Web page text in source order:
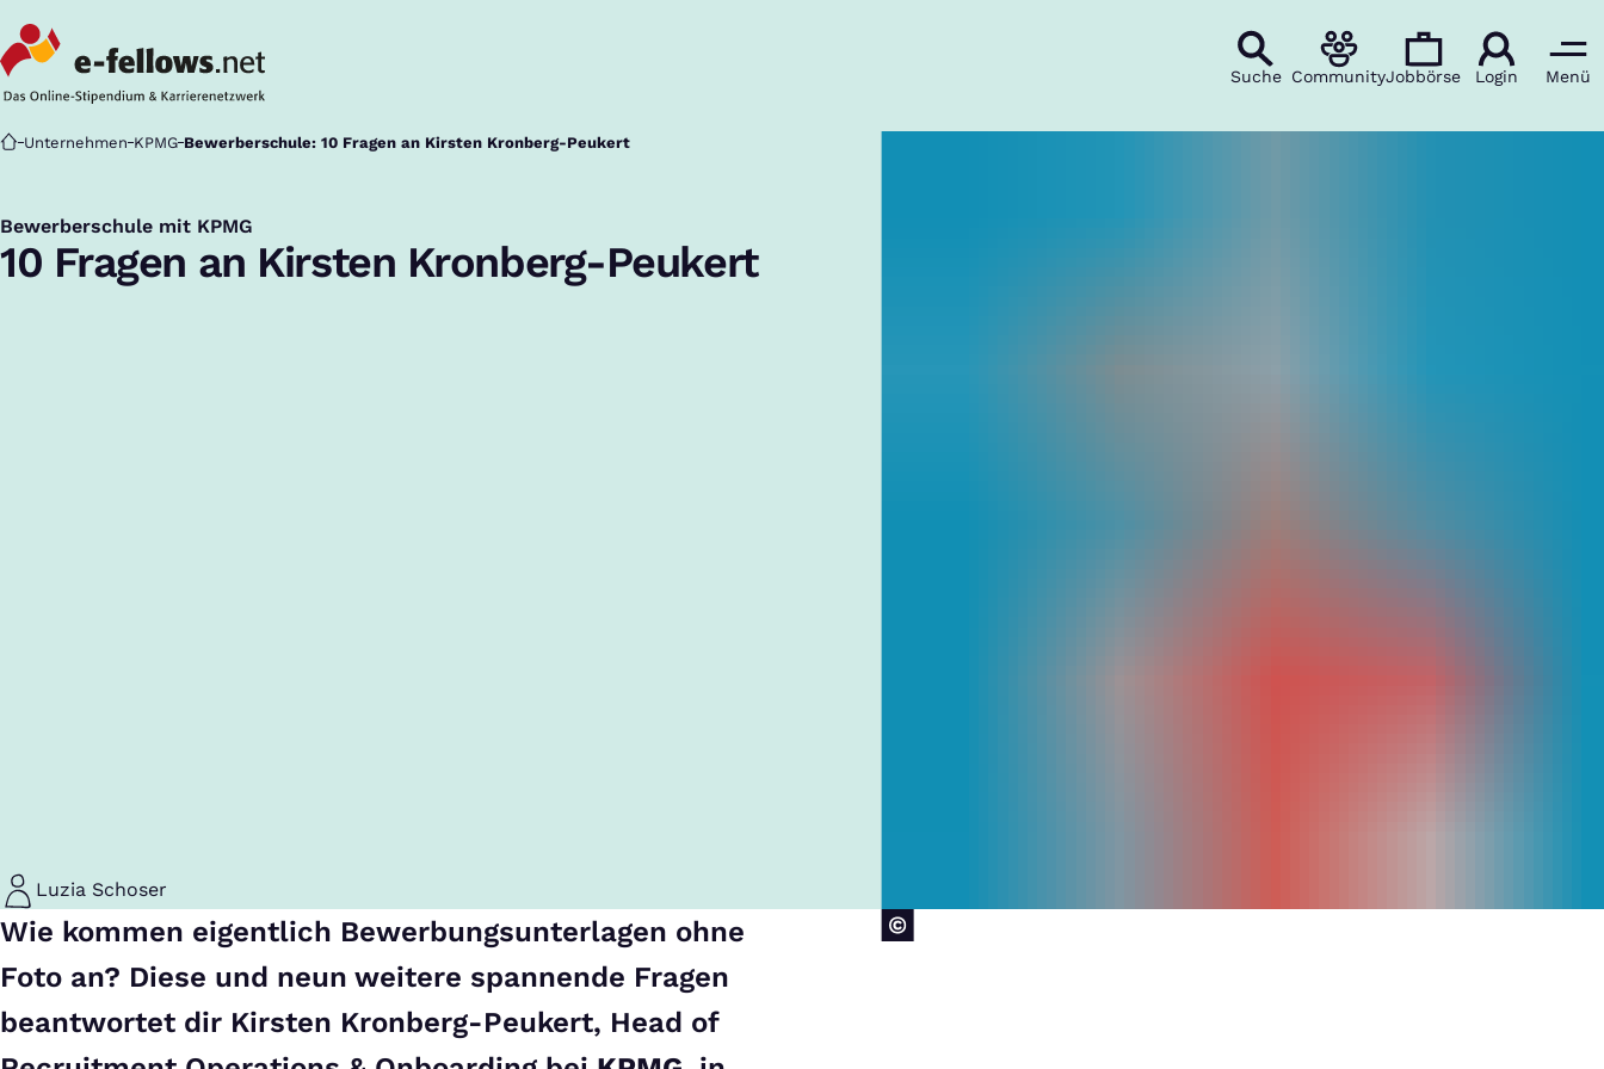
Suche CommunityJobbörse Login Menü
Startseite
Unternehmen KPMG Bewerberschule: 10 Fragen an Kirsten Kronberg-Peukert
Bewerberschule mit KPMG
:
10 Fragen an Kirsten Kronberg-Peukert
Luzia Schoser
Wie kommen eigentlich Bewerbungsunterlagen ohne
Foto an? Diese und neun weitere spannende Fragen
beantwortet dir Kirsten Kronberg-Peukert, Head of